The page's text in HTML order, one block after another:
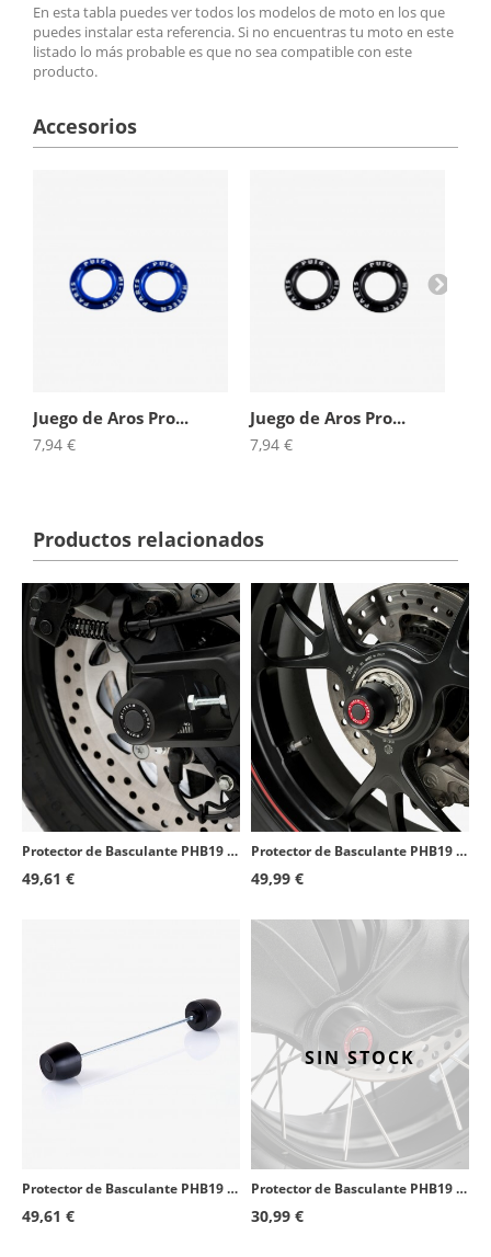
En esta tabla puedes ver todos los modelos de moto en los que
puedes instalar esta referencia. Si no encuentras tu moto en este
listado lo más probable es que no sea compatible con este
producto.
Accesorios
Juego de Aros Pro...
7,94 €
Juego de Aros Pro...
7,94 €
Productos relacionados
Protector de Basculante PHB19 Puig 20035N para Yamaha T-MAX 530 (17-19), T-MAX 560 (20-26)
49,61 €
Protector de Basculante PHB19 Puig 20059N para varios modelos de Ducati
49,99 €
Protector de Basculante PHB19 Puig 20114N para Suzuki GSX-R1000 (17-21)
49,61 €
SIN STOCK
Protector de Basculante PHB19 Puig 20030N para varios modelos de BMW
30,99 €